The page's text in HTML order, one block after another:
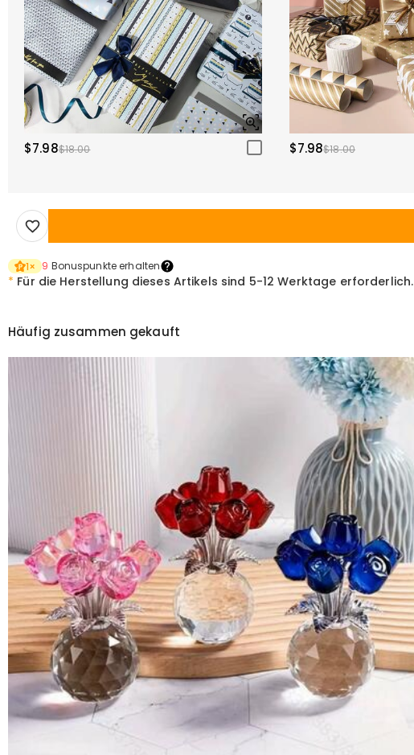
$7.98$18.00 $7.98$18.00
1× 9 Bonuspunkte erhalten
* Für die Herstellung dieses Artikels sind 5-12 Werktage erforderlich.
Häufig zusammen gekauft